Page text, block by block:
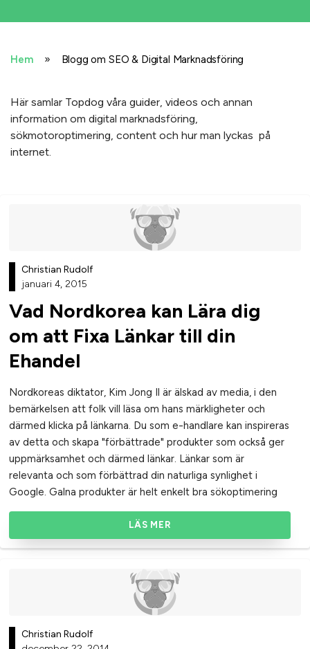
Hem » Blogg om SEO & Digital Marknadsföring
Här samlar Topdog våra guider, videos och annan
information om digital marknadsföring,
sökmotoroptimering, content och hur man lyckas på
internet.
Christian Rudolf
januari 4, 2015
Vad Nordkorea kan Lära dig
om att Fixa Länkar till din
Ehandel
Nordkoreas diktator, Kim Jong Il är älskad av media, i den
bemärkelsen att folk vill läsa om hans märkligheter och
därmed klicka på länkarna. Du som e-handlare kan inspireras
av detta och skapa "förbättrade" produkter som också ger
uppmärksamhet och därmed länkar. Länkar som är
relevanta och som förbättrad din naturliga synlighet i
Google. Galna produkter är helt enkelt bra sökoptimering
LÄS MER
Christian Rudolf